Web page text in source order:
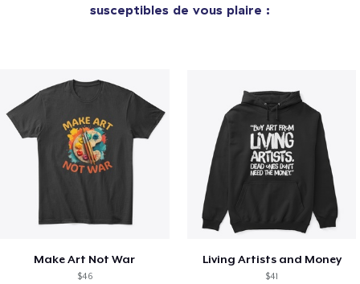
susceptibles de vous plaire :
Make Art Not War
$46
Living Artists and Money
$41